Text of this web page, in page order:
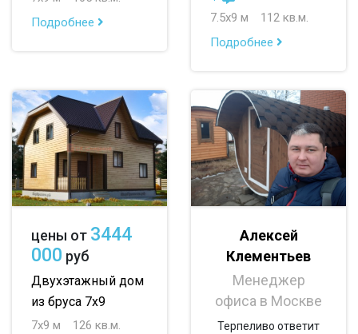
до 150 м
По опциям:
с балконом с верандой с террасой
с эркером с котельной
с панорамными окнами со вторым светом
с санузлом с туалетом
с двумя входами
Подробнее
7.5х9 м
112 кв.м.
Подробнее
цены от 3444
000 руб
Двухэтажный дом
из бруса 7х9
7х9 м
126 кв.м.
Алексей
Клементьев
Менеджер
офиса в Москве
Терпеливо ответит